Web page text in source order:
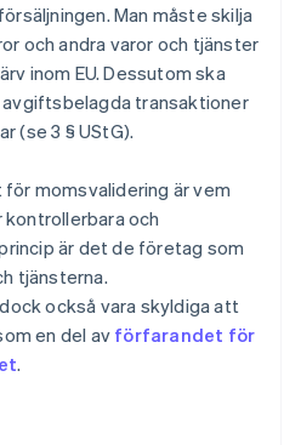
Man måste skilja
och andra varor och tjänster
inom EU. Dessutom ska
avgiftsbelagda transaktioner
(se 3 § UStG).
momsvalidering är vem
och
är det de företag som
tjänsterna.
också vara skyldiga att
en del av förfarandet för
.